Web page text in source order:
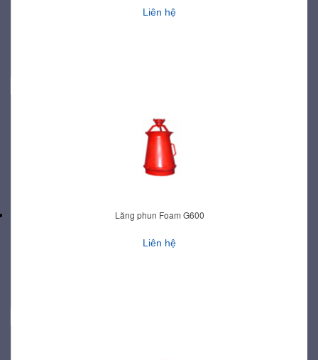
Liên hệ
Lăng phun Foam G600
Liên hệ